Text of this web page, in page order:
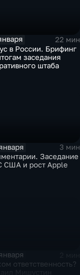
22 мин
в России. Брифинг
заседания
штаба
3 мин
Заседание
США и рост Apple
ответственность?